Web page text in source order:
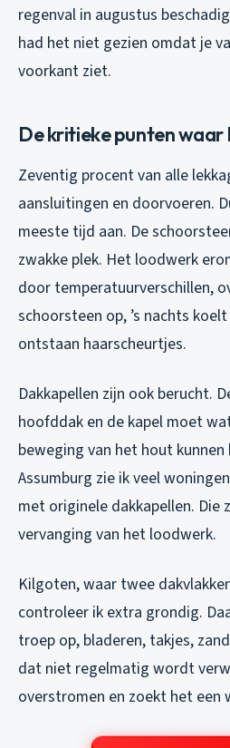
regenval in augustus
had het niet gezien omdat je
voorkant ziet.
De kritieke punten
Zeventig procent van alle
aansluitingen en doorvoeren.
meeste tijd aan. De
zwakke plek. Het loodwerk
door temperatuurverschillen,
schoorsteen op, ’s nachts
ontstaan haarscheurtjes.
Dakkapellen zijn ook berucht.
hoofddak en de kapel moet
beweging van het hout
Assumburg zie ik veel
met originele dakkapellen. Die
vervanging van het loodwerk.
Kilgoten, waar twee
controleer ik extra grondig.
troep op, bladeren, takjes,
dat niet regelmatig wordt
overstromen en zoekt het een